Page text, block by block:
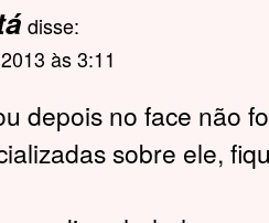
disse:
às 3:11
depois no face não
sobre ele,